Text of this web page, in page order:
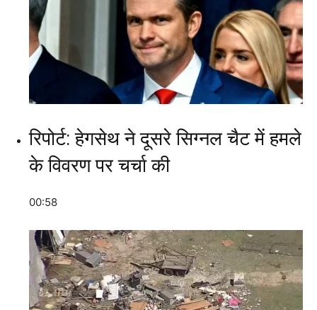
रिपोर्ट: हेगसेथ ने दूसरे सिग्नल चैट में हमले
के विवरण पर चर्चा की
00:58